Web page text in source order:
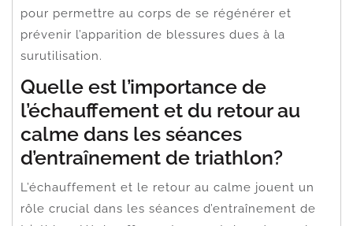
pour permettre au corps de se régénérer et
prévenir l’apparition de blessures dues à la
surutilisation.
Quelle est l’importance de
l’échauffement et du retour au
calme dans les séances
d’entraînement de triathlon?
L’échauffement et le retour au calme jouent un
rôle crucial dans les séances d’entraînement de